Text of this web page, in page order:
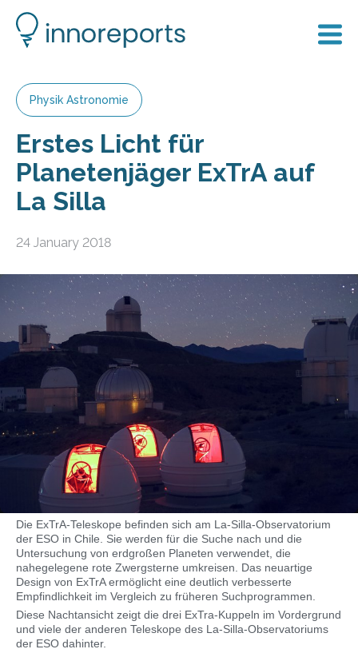
Physik Astronomie
Erstes Licht für
Planetenjäger ExTrA auf
La Silla
24 January 2018
Die ExTrA-Teleskope befinden sich am La-Silla-Observatorium
der ESO in Chile. Sie werden für die Suche nach und die
Untersuchung von erdgroßen Planeten verwendet, die
nahegelegene rote Zwergsterne umkreisen. Das neuartige
Design von ExTrA ermöglicht eine deutlich verbesserte
Empfindlichkeit im Vergleich zu früheren Suchprogrammen.
Diese Nachtansicht zeigt die drei ExTra-Kuppeln im Vordergrund
und viele der anderen Teleskope des La-Silla-Observatoriums
der ESO dahinter.